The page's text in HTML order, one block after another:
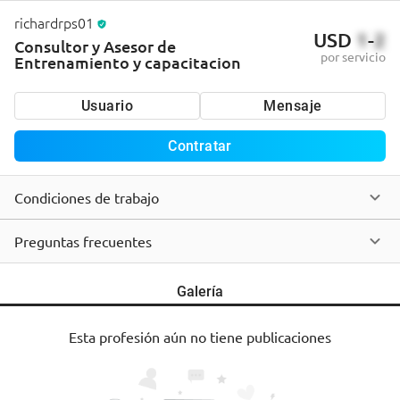
richardrps01
Consultor y Asesor de
Entrenamiento y capacitacion
USD 1-2
por servicio
Usuario Mensaje
Contratar
Condiciones de trabajo
Preguntas frecuentes
Galería
Esta profesión aún no tiene publicaciones